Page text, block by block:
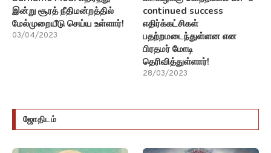
இன்று சூரத் நீதிமன்றத்தில்
மேல்முறையீடு செய்ய உள்ளார்!
03/04/2023
continued success
எதிர்க்கட்சிகள்
பதற்றமடைந்துள்ளன என
பிரதமர் மோடி
தெரிவித்துள்ளார்!
28/03/2023
ஜோதிடம்